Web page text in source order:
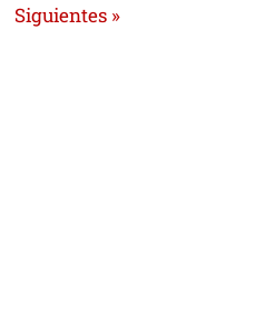
Siguientes »